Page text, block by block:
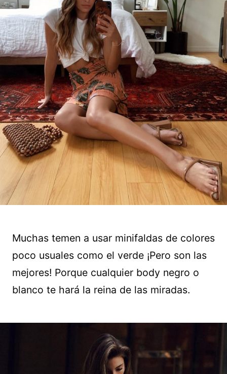
Muchas temen a usar minifaldas de colores
poco usuales como el verde ¡Pero son las
mejores! Porque cualquier body negro o
blanco te hará la reina de las miradas.